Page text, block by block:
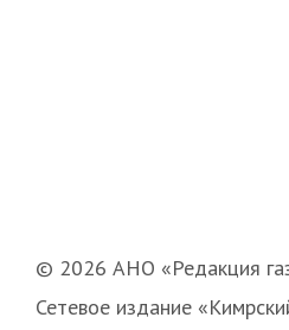
© 2026 АНО «Редакция
Сетевое издание